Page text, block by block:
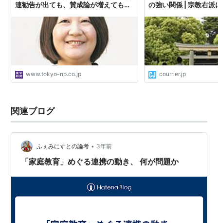
連勧告が出ても、賛成論が増えても：
www.tokyo-np.co.jp
の強い関係 | 宗教右派
courrier.jp
関連ブログ
ふぇみにすとの論考 • 3年前
「家庭教育」めぐる連携の動き、 何が問題か